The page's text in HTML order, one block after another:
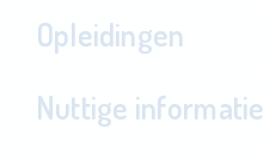
Opleidingen
Nuttige informatie